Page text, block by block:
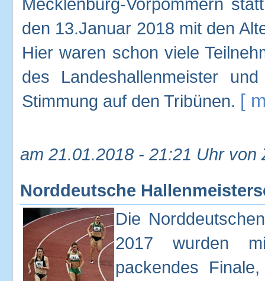
den 13.Januar 2018 mit den
Hier waren schon viele
des Landeshallenmeister
Stimmung auf den Tribünen. [
am 21.01.2018 - 21:21 Uhr von
Norddeutsche
Die
2017 wurden
packendes